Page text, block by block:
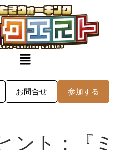
お問合せ 参加する
ント：『ミ